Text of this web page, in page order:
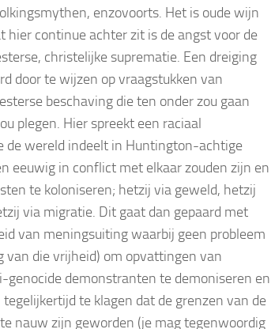
enzovoorts. Het is oude wijn
hier continue achter zit is de angst voor de
christelijke suprematie. Een dreiging
door te wijzen op vraagstukken van
beschaving die ten onder zou gaan
plegen. Hier spreekt een raciaal
de wereld indeelt in Huntington-achtige
eeuwig in conflict met elkaar zouden zijn en
te koloniseren; hetzij via geweld, hetzij
via migratie. Dit gaat dan gepaard met
van meningsuiting waarbij geen probleem
van die vrijheid) om opvattingen van
demonstranten te demoniseren en
te klagen dat de grenzen van de
nauw zijn geworden (je mag tegenwoordig